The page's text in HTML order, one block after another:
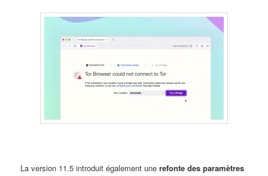
La version 11.5 introduit également unerefonte des paramètres